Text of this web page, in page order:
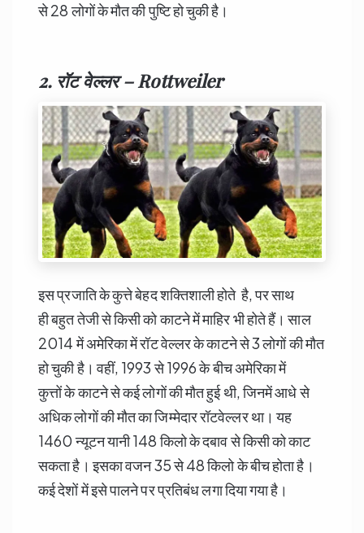
से 28 लोगों के मौत की पुष्टि हो चुकी है।
2. रॉट वेल्लर – Rottweiler
इस प्रजाति के कुत्ते बेहद शक्तिशाली होते है, पर साथ
ही बहुत तेजी से किसी को काटने में माहिर भी होते हैं। साल
2014 में अमेरिका में रॉट वेल्लर के काटने से 3 लोगों की मौत
हो चुकी है। वहीं, 1993 से 1996 के बीच अमेरिका में
कुत्तों के काटने से कई लोगों की मौत हुई थी, जिनमें आधे से
अधिक लोगों की मौत का जिम्मेदार रॉटवेल्लर था। यह
1460 न्यूटन यानी 148 किलो के दबाव से किसी को काट
सकता है। इसका वजन 35 से 48 किलो के बीच होता है।
कई देशों में इसे पालने पर प्रतिबंध लगा दिया गया है।